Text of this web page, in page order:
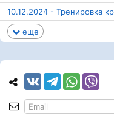
10.12.2024 - Тренировка
еще